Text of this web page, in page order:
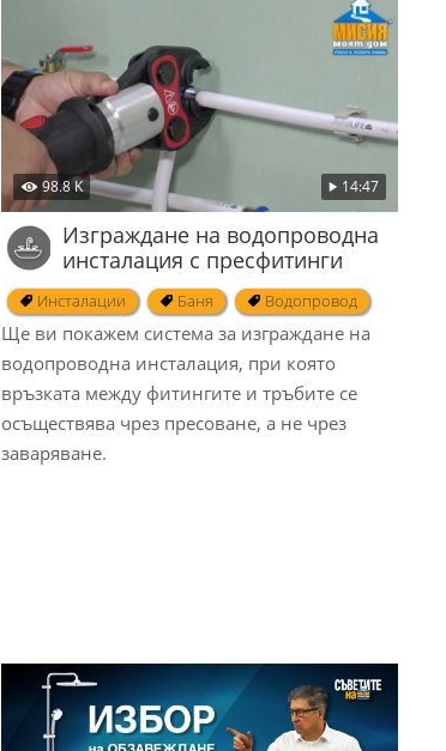
98.8 K 14:47
Изграждане на водопроводна
инсталация с пресфитинги
Инсталации Баня Водопровод
Ще ви покажем система за изграждане на
водопроводна инсталация, при която
връзката между фитингите и тръбите се
осъществява чрез пресоване, а не чрез
заваряване.